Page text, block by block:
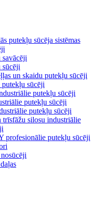
putekļu sūcēja sistēmas
sūcēji
un skaidu putekļu sūcēji
sūcēji
putekļu sūcēji
putekļu sūcēji
putekļu sūcēji
trīsfāžu silosu industriālie
profesionālie putekļu sūcēji